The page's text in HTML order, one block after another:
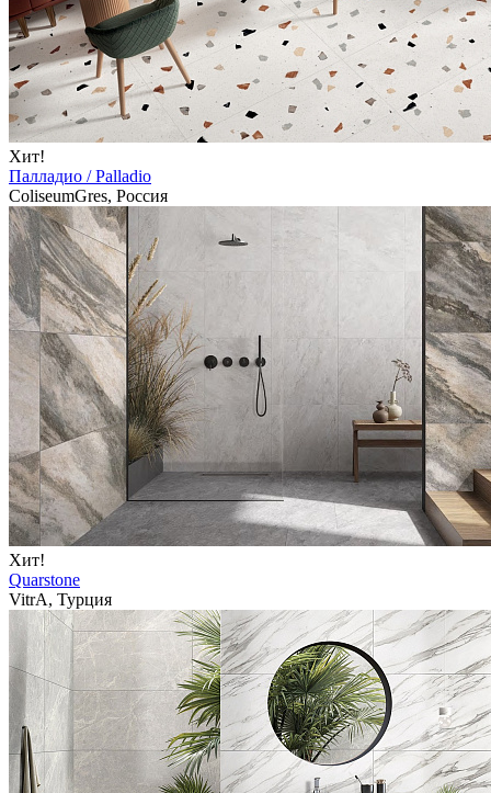
Хит!
Палладио / Palladio
ColiseumGres, Россия
Хит!
Quarstone
VitrA, Турция